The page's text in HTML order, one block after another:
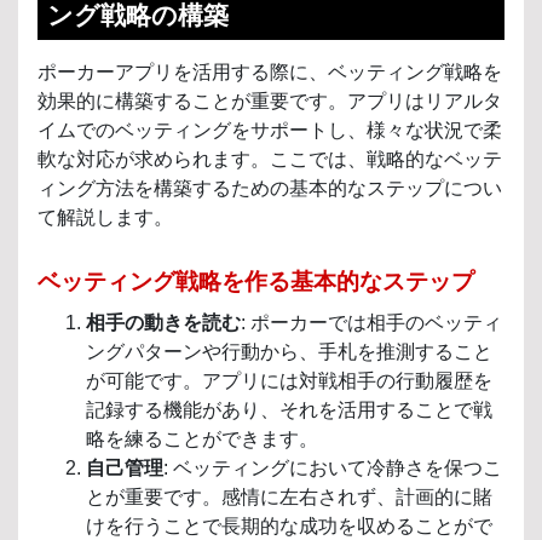
ング戦略の構築
ポーカーアプリを活用する際に、ベッティング戦略を
効果的に構築することが重要です。アプリはリアルタ
イムでのベッティングをサポートし、様々な状況で柔
軟な対応が求められます。ここでは、戦略的なベッテ
ィング方法を構築するための基本的なステップについ
て解説します。
ベッティング戦略を作る基本的なステップ
相手の動きを読む: ポーカーでは相手のベッティ
ングパターンや行動から、手札を推測すること
が可能です。アプリには対戦相手の行動履歴を
記録する機能があり、それを活用することで戦
略を練ることができます。
自己管理: ベッティングにおいて冷静さを保つこ
とが重要です。感情に左右されず、計画的に賭
けを行うことで長期的な成功を収めることがで